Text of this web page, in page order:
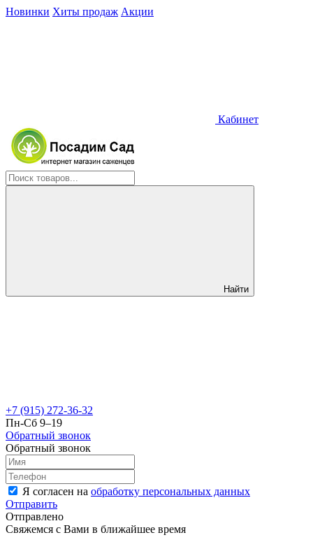
Новинки Хиты продаж Акции
Кабинет
Найти
+7 (915) 272-36-32
Пн-Сб 9–19
Обратный звонок
Обратный звонок
Я согласен на обработку персональных данных
Отправить
Отправлено
Свяжемся с Вами в ближайшее время